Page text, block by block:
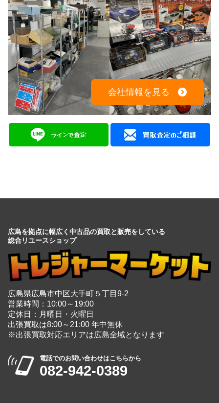
会社情報を見る
広島を拠点に幅広く中古品の買取と販売をしている
総合リユースショップ
広島県広島市中区大手町５丁目9-2
営業時間：10:00～19:00
定休日：月曜日・火曜日
出張買取は8:00～21:00 年中無休
※出張買取対応エリアは広島全域となります
電話でのお問い合わせはこちらから
082-942-0389